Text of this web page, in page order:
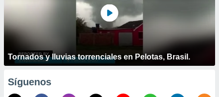
Tornados y lluvias torrenciales en Pelotas, Brasil.
Síguenos